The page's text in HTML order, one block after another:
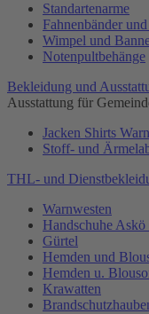
Standartenarme
Fahnenbänder
Wimpel und
Notenpultbehänge
Bekleidung und
Ausstattung für
Jacken Shirts
Stoff- und
THL- und
Warnwesten
Handschuhe Askö
Gürtel
Hemden und
Hemden u.
Krawatten